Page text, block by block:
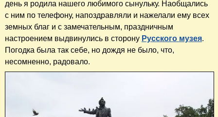
день я родила нашего любимого сынульку. Наобщались
с ним по телефону, напоздравляли и нажелали ему всех
земных благ и с замечательным, праздничным
настроением выдвинулись в сторону Русского музея.
Погодка была так себе, но дождя не было, что,
несомненно, радовало.